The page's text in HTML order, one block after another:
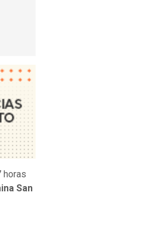
horas
San